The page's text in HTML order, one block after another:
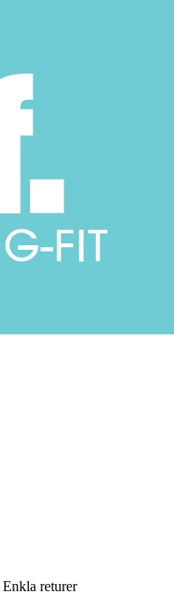
Enkla returer